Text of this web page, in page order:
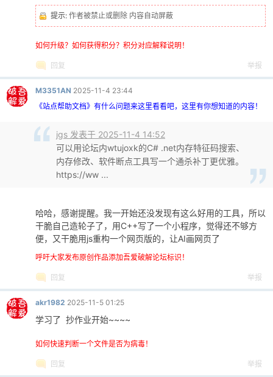
提示: 作者被禁止或删除 内容自动屏蔽
如何升级？如何获得积分？积分对应解释说明！
回复 举报
M3351AN 2025-11-4 23:44
《站点帮助文档》有什么问题来这里看看吧，这里有你想知道的内容！
jgs 发表于 2025-11-4 14:52
可以用论坛内wtujoxk的C# .net内存特征码搜索、
内存修改、软件断点工具写一个通杀补丁更优雅。
https://ww ...
哈哈，感谢提醒。我一开始还没发现有这么好用的工具，所以
干脆自己造轮子了，用C++写了一个小程序，觉得还不够方
便，又干脆用js重构一个网页版的，让AI画网页了
呼吁大家发布原创作品添加吾爱破解论坛标识！
回复 举报
akr1982 2025-11-5 01:25
学习了 抄作业开始~~~~
如何快速判断一个文件是否为病毒！
回复 举报